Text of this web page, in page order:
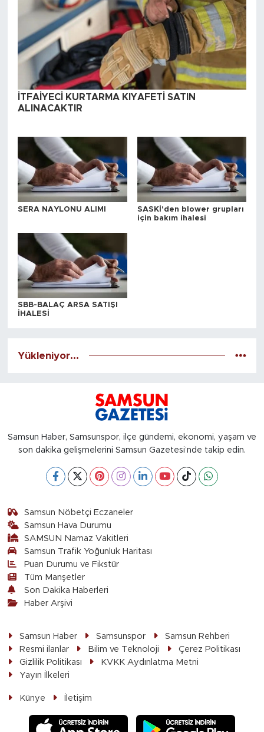
İTFAİYECİ KURTARMA KIYAFETİ SATIN
ALINACAKTIR
SERA NAYLONU ALIMI
SASKİ'den blower grupları
için bakım ihalesi
SBB-BALAÇ ARSA SATIŞI
İHALESİ
Yükleniyor...
Samsun Haber, Samsunspor, ilçe gündemi, ekonomi, yaşam ve
son dakika gelişmelerini Samsun Gazetesi’nde takip edin.
Samsun Nöbetçi Eczaneler
Samsun Hava Durumu
SAMSUN Namaz Vakitleri
Samsun Trafik Yoğunluk Haritası
Puan Durumu ve Fikstür
Tüm Manşetler
Son Dakika Haberleri
Haber Arşivi
Samsun Haber Samsunspor
Samsun Rehberi
Resmi ilanlar
Bilim ve Teknoloji
Çerez Politikası
Gizlilik Politikası
KVKK Aydınlatma Metni
Yayın İlkeleri
Künye İletişim